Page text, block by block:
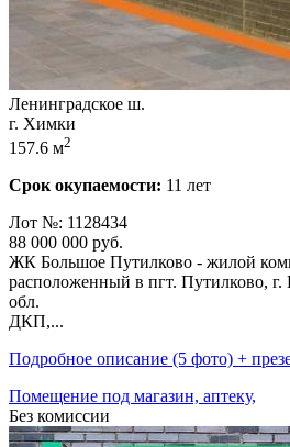
Ленинградское ш.
г. Химки
157.6 м2
Срок окупаемости: 11 лет
Лот №: 1128434
88 000 000 руб.
ЖК Большое Путилково - жилой
расположенный в пгт. Путилково,­ г.
обл.
ДКП,­...
Подробное описание (5 фото) +
Помещение под магазин, аптеку,
Без комиссии